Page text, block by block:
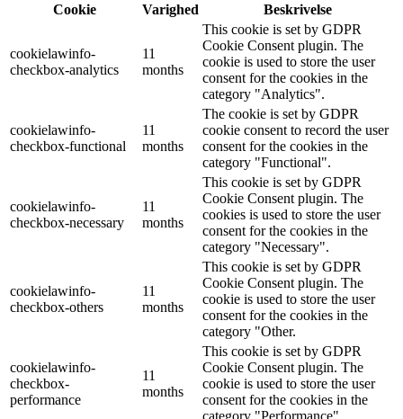
Cookie
Varighed Beskrivelse
cookielawinfo-
checkbox-analytics
11
months
This cookie is set by GDPR
Cookie Consent plugin. The
cookie is used to store the user
consent for the cookies in the
category "Analytics".
cookielawinfo-
checkbox-functional
11
months
The cookie is set by GDPR
cookie consent to record the user
consent for the cookies in the
category "Functional".
cookielawinfo-
checkbox-necessary
11
months
This cookie is set by GDPR
Cookie Consent plugin. The
cookies is used to store the user
consent for the cookies in the
category "Necessary".
cookielawinfo-
checkbox-others
11
months
This cookie is set by GDPR
Cookie Consent plugin. The
cookie is used to store the user
consent for the cookies in the
category "Other.
cookielawinfo-
checkbox-
performance
11
months
This cookie is set by GDPR
Cookie Consent plugin. The
cookie is used to store the user
consent for the cookies in the
category "Performance".